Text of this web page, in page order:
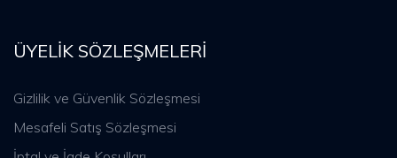
ÜYELIK SÖZLEŞMELERI
Gizlilik ve Güvenlik Sözleşmesi
Mesafeli Satış Sözleşmesi